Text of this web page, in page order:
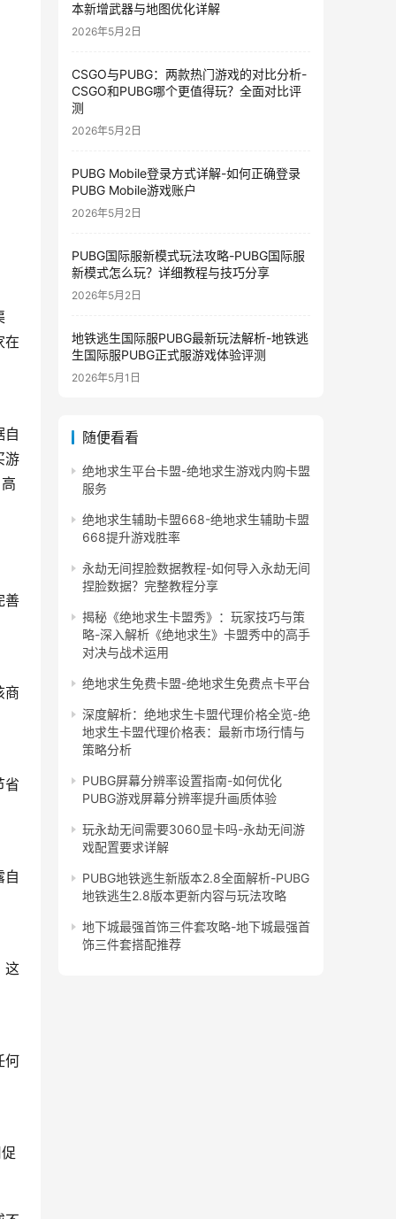
在
自
游
善
商
省
自
这
何
本新增武器与地图优化详解
2026年5月2日
CSGO与PUBG：两款热门游戏的对比分析-
CSGO和PUBG哪个更值得玩？全面对比评
测
2026年5月2日
PUBG Mobile登录方式详解-如何正确登录
PUBG Mobile游戏账户
2026年5月2日
PUBG国际服新模式玩法攻略-PUBG国际服
新模式怎么玩？详细教程与技巧分享
2026年5月2日
地铁逃生国际服PUBG最新玩法解析-地铁逃
生国际服PUBG正式服游戏体验评测
2026年5月1日
随便看看
绝地求生平台卡盟-绝地求生游戏内购卡盟
服务
绝地求生辅助卡盟668-绝地求生辅助卡盟
668提升游戏胜率
永劫无间捏脸数据教程-如何导入永劫无间
捏脸数据？完整教程分享
揭秘《绝地求生卡盟秀》：玩家技巧与策
略-深入解析《绝地求生》卡盟秀中的高手
对决与战术运用
绝地求生免费卡盟-绝地求生免费点卡平台
深度解析：绝地求生卡盟代理价格全览-绝
地求生卡盟代理价格表：最新市场行情与
策略分析
PUBG屏幕分辨率设置指南-如何优化
PUBG游戏屏幕分辨率提升画质体验
玩永劫无间需要3060显卡吗-永劫无间游
戏配置要求详解
PUBG地铁逃生新版本2.8全面解析-PUBG
地铁逃生2.8版本更新内容与玩法攻略
地下城最强首饰三件套攻略-地下城最强首
饰三件套搭配推荐